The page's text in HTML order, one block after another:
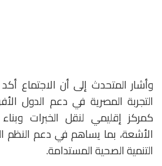
وأشار المتحدث إلى أن الاجتماع
التجربة المصرية في دعم الدول
كمركز إقليمي لنقل الخبرات
الأشعة، بما يساهم في دعم النظم
التنمية الصحية المستدامة.